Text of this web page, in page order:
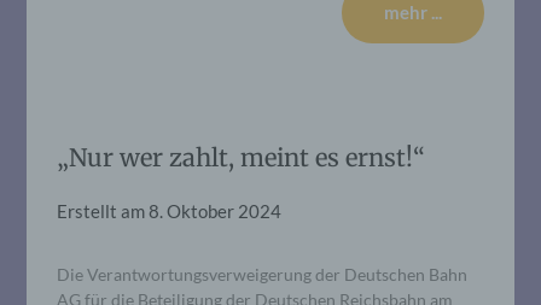
mehr ...
„Nur wer zahlt, meint es ernst!“
Erstellt am8. Oktober 2024
Die Verantwortungsverweigerung der Deutschen Bahn
AG für die Beteiligung der Deutschen Reichsbahn am